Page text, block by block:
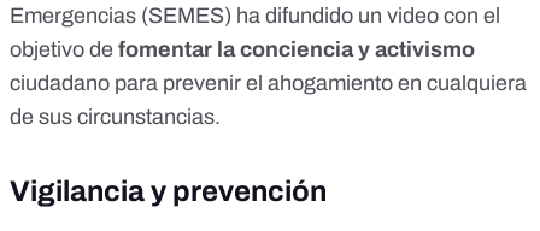
Emergencias (SEMES) ha difundido un video con el
objetivo de fomentar la conciencia y activismo
ciudadano para prevenir el ahogamiento en cualquiera
de sus circunstancias.
Vigilancia y prevención